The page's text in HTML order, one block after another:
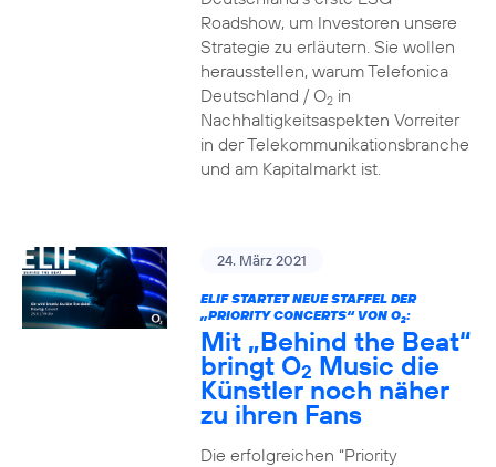
Roadshow, um Investoren unsere
Strategie zu erläutern. Sie wollen
herausstellen, warum Telefonica
Deutschland / O2in
Nachhaltigkeitsaspekten Vorreiter
in der Telekommunikationsbranche
und am Kapitalmarkt ist.
24. März 2021
ELIF STARTET NEUE STAFFEL DER
„PRIORITY CONCERTS“ VON O2:
Mit „Behind the Beat“
bringt O2 Music die
Künstler noch näher
zu ihren Fans
Die erfolgreichen “Priority